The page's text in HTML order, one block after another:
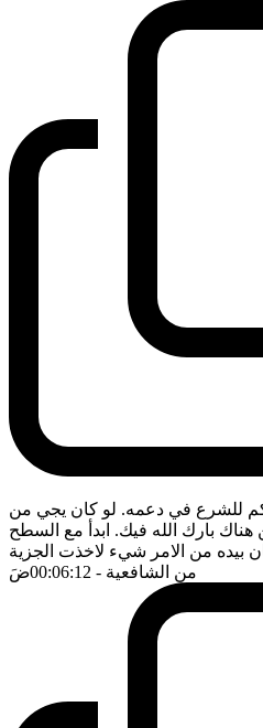
للشرع في دعمه. لو كان يجي من
هناك بارك الله فيك. ابدأ مع السطح
بيده من الامر شيء لاخذت الجزية
من الشافعية - 00:06:12 ضَ